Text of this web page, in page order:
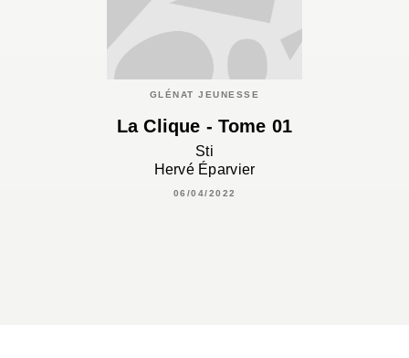
GLÉNAT JEUNESSE
La Clique - Tome 01
Sti
Hervé Éparvier
06/04/2022